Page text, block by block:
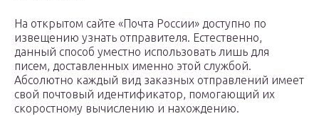
На открытом сайте «Почта России» доступно по
извещению узнать отправителя. Естественно,
данный способ уместно использовать лишь для
писем, доставленных именно этой службой.
Абсолютно каждый вид заказных отправлений имеет
свой почтовый идентификатор, помогающий их
скоростному вычислению и нахождению.